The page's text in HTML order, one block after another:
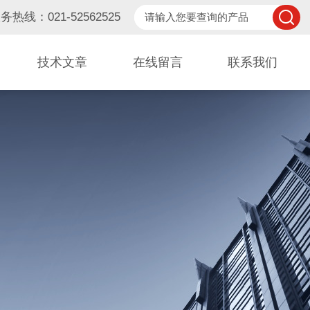
热线：021-52562525
技术文章 在线留言 联系我们